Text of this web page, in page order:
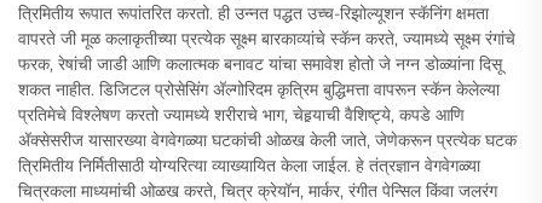
त्रिमितीय रूपात रूपांतरित करतो. ही उन्नत पद्धत उच्च-रिझोल्यूशन स्कॅनिंग क्षमता
वापरते जी मूळ कलाकृतीच्या प्रत्येक सूक्ष्म बारकाव्यांचे स्कॅन करते, ज्यामध्ये सूक्ष्म रंगांचे
फरक, रेषांची जाडी आणि कलात्मक बनावट यांचा समावेश होतो जे नग्न डोळ्यांना दिसू
शकत नाहीत. डिजिटल प्रोसेसिंग अ‍ॅल्गोरिदम कृत्रिम बुद्धिमत्ता वापरून स्कॅन केलेल्या
प्रतिमेचे विश्लेषण करतो ज्यामध्ये शरीराचे भाग, चेहर्‍याची वैशिष्ट्ये, कपडे आणि
अ‍ॅक्सेसरीज यासारख्या वेगवेगळ्या घटकांची ओळख केली जाते, जेणेकरून प्रत्येक घटक
त्रिमितीय निर्मितीसाठी योग्यरित्या व्याख्यायित केला जाईल. हे तंत्रज्ञान वेगवेगळ्या
चित्रकला माध्यमांची ओळख करते, चित्र क्रेयॉन, मार्कर, रंगीत पेन्सिल किंवा जलरंग